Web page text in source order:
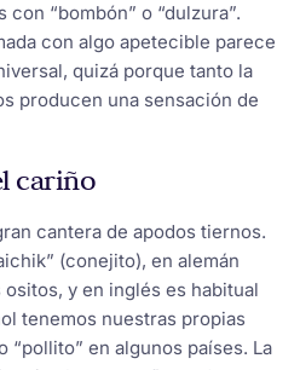
“bombón” o “dulzura”.
con algo apetecible parece
quizá porque tanto la
producen una sensación de
cariño
cantera de apodos tiernos.
(conejito), en alemán
y en inglés es habitual
tenemos nuestras propias
“pollito” en algunos países. La